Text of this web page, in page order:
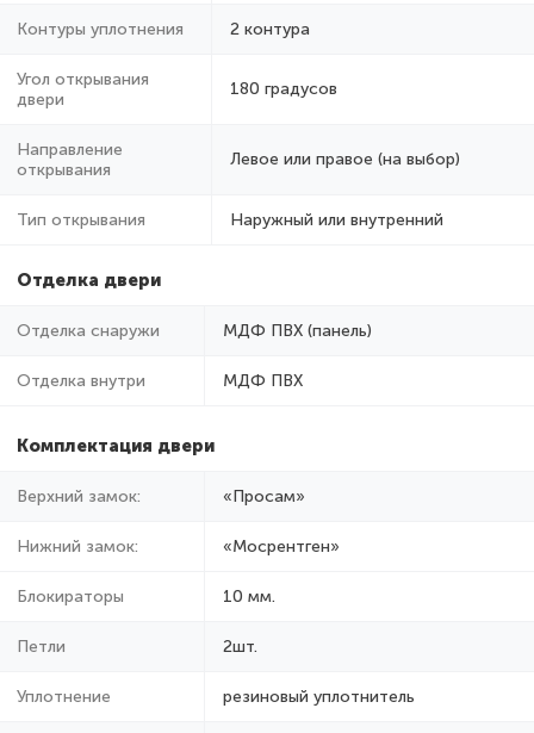
Контуры уплотнения 2 контура
Угол открывания
двери
180 градусов
Направление
открывания
Левое или правое (на выбор)
Тип открывания Наружный или внутренний
Отделка двери
Отделка снаружи МДФ ПВХ (панель)
Отделка внутри МДФ ПВХ
Комплектация двери
Верхний замок: «Просам»
Нижний замок: «Мосрентген»
Блокираторы 10 мм.
Петли 2шт.
Уплотнение резиновый уплотнитель